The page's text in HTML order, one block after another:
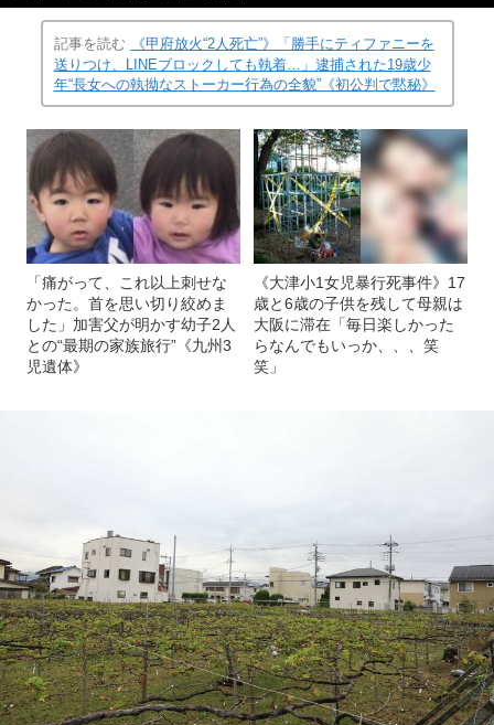
記事を読む
《甲府放火“2人死亡”》「勝手にティファニーを
送りつけ、LINEブロックしても執着…」逮捕された19歳少
年“長女への執拗なストーカー行為の全貌”《初公判で黙秘》
「痛がって、これ以上刺せな
かった。首を思い切り絞めま
した」加害父が明かす幼子2人
との“最期の家族旅行”《九州3
児遺体》
《大津小1女児暴行死事件》17
歳と6歳の子供を残して母親は
大阪に滞在「毎日楽しかった
らなんでもいっか、、、笑
笑」